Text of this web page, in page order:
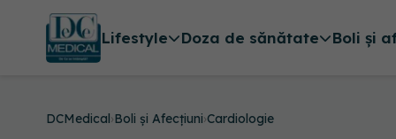
Lifestyle Doza de sănătate Boli și
DCMedical›Boli și Afecțiuni›Cardiologie